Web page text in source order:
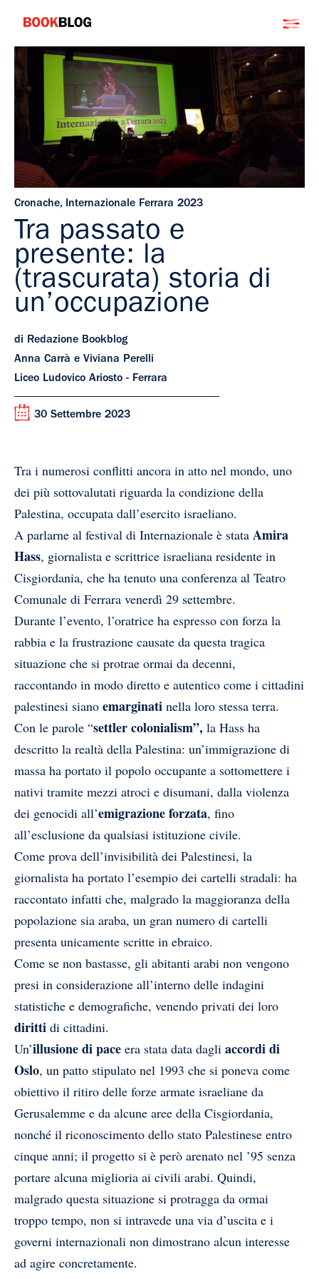
contenuto
Bookblog
Cronache, Internazionale Ferrara 2023
Tra passato e
presente: la
(trascurata) storia di
un’occupazione
di Redazione Bookblog
Anna Carrà e Viviana Perelli
Liceo Ludovico Ariosto - Ferrara
30 Settembre 2023
Tra i numerosi conflitti ancora in atto nel mondo, uno
dei più sottovalutati riguarda la condizione della
Palestina, occupata dall’esercito israeliano.
A parlarne al festival di Internazionale è stata Amira
Hass, giornalista e scrittrice israeliana residente in
Cisgiordania, che ha tenuto una conferenza al Teatro
Comunale di Ferrara venerdì 29 settembre.
Durante l’evento, l’oratrice ha espresso con forza la
rabbia e la frustrazione causate da questa tragica
situazione che si protrae ormai da decenni,
raccontando in modo diretto e autentico come i cittadini
palestinesi siano emarginati nella loro stessa terra.
Con le parole “settler colonialism”, la Hass ha
descritto la realtà della Palestina: un’immigrazione di
massa ha portato il popolo occupante a sottomettere i
nativi tramite mezzi atroci e disumani, dalla violenza
dei genocidi all’emigrazione forzata, fino
all’esclusione da qualsiasi istituzione civile.
Come prova dell’invisibilità dei Palestinesi, la
giornalista ha portato l’esempio dei cartelli stradali: ha
raccontato infatti che, malgrado la maggioranza della
popolazione sia araba, un gran numero di cartelli
presenta unicamente scritte in ebraico.
Come se non bastasse, gli abitanti arabi non vengono
presi in considerazione all’interno delle indagini
statistiche e demografiche, venendo privati dei loro
diritti di cittadini.
Un’illusione di pace era stata data dagli accordi di
Oslo, un patto stipulato nel 1993 che si poneva come
obiettivo il ritiro delle forze armate israeliane da
Gerusalemme e da alcune aree della Cisgiordania,
nonché il riconoscimento dello stato Palestinese entro
cinque anni; il progetto si è però arenato nel ’95 senza
portare alcuna miglioria ai civili arabi. Quindi,
malgrado questa situazione si protragga da ormai
troppo tempo, non si intravede una via d’uscita e i
governi internazionali non dimostrano alcun interesse
ad agire concretamente.